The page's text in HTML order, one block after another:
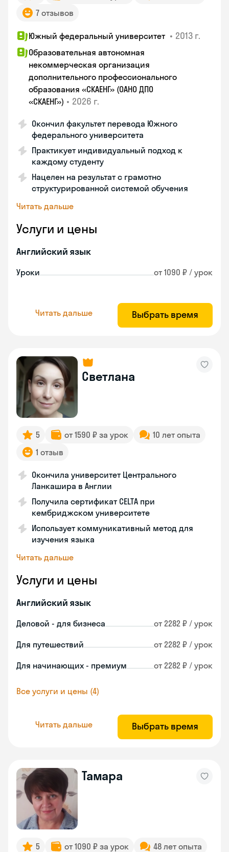
7 отзывов
Южный федеральный университет • 2013 г.
Образовательная автономная
некоммерческая организация
дополнительного профессионального
образования «СКАЕНГ» (ОАНО ДПО
«СКАЕНГ») • 2026 г.
Окончил факультет перевода Южного
федерального университета
Практикует индивидуальный подход к
каждому студенту
Нацелен на результат с грамотно
структурированной системой обучения
Читать дальше
Услуги и цены
Английский язык
Уроки от 1090 ₽ / урок
Читать дальше Выбрать время
Светлана
5 от 1590 ₽ за урок
10 лет опыта
1 отзыв
Окончила университет Центрального
Ланкашира в Англии
Получила сертификат СELTA при
кембриджском университете
Использует коммуникативный метод для
изучения языка
Читать дальше
Услуги и цены
Английский язык
Деловой - для бизнеса от 2282 ₽ / урок
Для путешествий от 2282 ₽ / урок
Для начинающих - премиум от 2282 ₽ / урок
Все услуги и цены (4)
Читать дальше Выбрать время
Тамара
5 от 1090 ₽ за урок
48 лет опыта